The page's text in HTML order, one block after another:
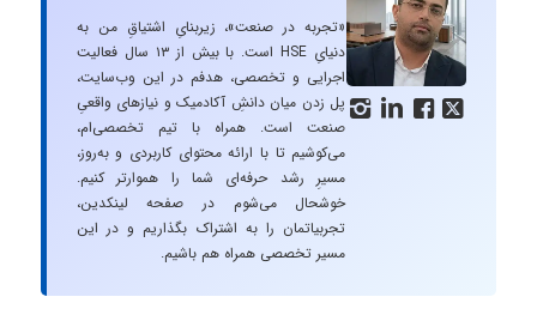
   
«تجربه در صنعت»، زیربنایِ اشتیاقِ من به
دنیایِ HSE است. با بیش از ۱۳ سال فعالیت
اجرایی و تخصصی، هدفم در این وب‌سایت،
پل زدن میان دانشِ آکادمیک و نیازهای واقعیِ
صنعت است. همراه با تیم تخصصی‌ام،
می‌کوشیم تا با ارائه محتوای کاربردی و به‌روز،
مسیرِ رشد حرفه‌ای شما را هموارتر کنیم.
خوشحال می‌شوم در صفحه لینکدین،
تجربیاتمان را به اشتراک بگذاریم و در این
مسیر تخصصی همراه هم باشیم.